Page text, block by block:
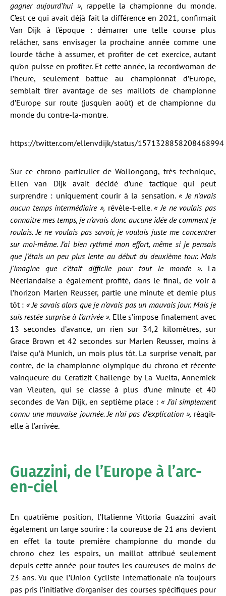
gagner aujourd’hui », rappelle la championne du monde.
C’est ce qui avait déjà fait la différence en 2021, confirmait
Van Dijk à l’époque : démarrer une telle course plus
relâcher, sans envisager la prochaine année comme une
lourde tâche à assumer, et profiter de cet exercice, autant
qu’on puisse en profiter. Et cette année, la recordwoman de
l’heure, seulement battue au championnat d’Europe,
semblait tirer avantage de ses maillots de championne
d’Europe sur route (jusqu’en août) et de championne du
monde du contre-la-montre.
https://twitter.com/ellenvdijk/status/1571328858208468994
Sur ce chrono particulier de Wollongong, très technique,
Ellen van Dijk avait décidé d’une tactique qui peut
surprendre : uniquement courir à la sensation.« Je n’avais
aucun temps intermédiaire », révèle-t-elle.« Je ne voulais pas
connaître mes temps, je n’avais donc aucune idée de comment je
roulais. Je ne voulais pas savoir, je voulais juste me concentrer
sur moi-même. J’ai bien rythmé mon effort, même si je pensais
que j’étais un peu plus lente au début du deuxième tour. Mais
j’imagine que c’était difficile pour tout le monde ». La
Néerlandaise a également profité, dans le final, de voir à
l’horizon Marlen Reusser, partie une minute et demie plus
tôt : « Je savais alors que je n’avais pas un mauvais jour. Mais je
suis restée surprise à l’arrivée ». Elle s’impose finalement avec
13 secondes d’avance, un rien sur 34,2 kilomètres, sur
Grace Brown et 42 secondes sur Marlen Reusser, moins à
l’aise qu’à Munich, un mois plus tôt. La surprise venait, par
contre, de la championne olympique du chrono et récente
vainqueure du Ceratizit Challenge by La Vuelta, Annemiek
van Vleuten, qui se classe à plus d’une minute et 40
secondes de Van Dijk, en septième place : « J’ai simplement
connu une mauvaise journée. Je n’ai pas d’explication », réagit-
elle à l’arrivée.
Guazzini, de l’Europe à l’arc-
en-ciel
En quatrième position, l’Italienne Vittoria Guazzini avait
également un large sourire : la coureuse de 21 ans devient
en effet la toute première championne du monde du
chrono chez les espoirs, un maillot attribué seulement
depuis cette année pour toutes les coureuses de moins de
23 ans. Vu que l’Union Cycliste Internationale n’a toujours
pas pris l’initiative d’organiser des courses spécifiques pour